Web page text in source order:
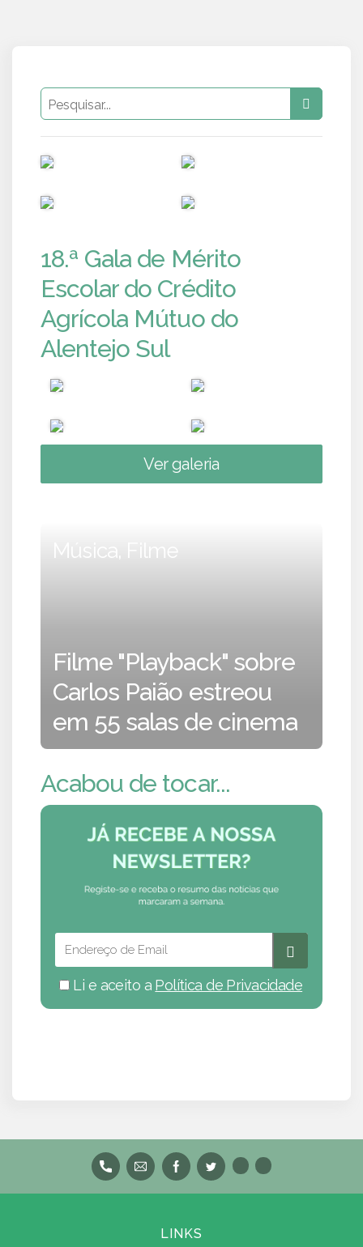
18.ª Gala de Mérito
Escolar do Crédito
Agrícola Mútuo do
Alentejo Sul
Ver galeria
Música, Filme
Filme "Playback" sobre
Carlos Paião estreou
em 55 salas de cinema
Acabou de tocar...
Li e aceito a Política de Privacidade
LINKS